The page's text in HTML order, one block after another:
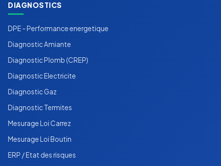
DIAGNOSTICS
DPE - Performance energetique
Diagnostic Amiante
Diagnostic Plomb (CREP)
Diagnostic Electricite
Diagnostic Gaz
Diagnostic Termites
Mesurage Loi Carrez
Mesurage Loi Boutin
ERP / Etat des risques